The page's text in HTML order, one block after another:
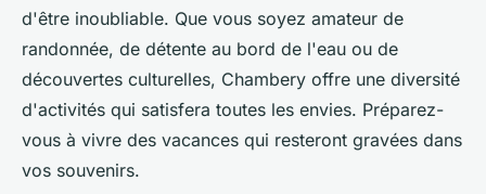
Lya•28 octobre 2024•5 min de lecture
d'être inoubliable. Que vous soyez amateur de
randonnée, de détente au bord de l'eau ou de
découvertes culturelles, Chambery offre une diversité
d'activités qui satisfera toutes les envies. Préparez-
vous à vivre des vacances qui resteront gravées dans
vos souvenirs.